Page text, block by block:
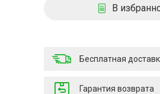
В
Бесплатная
Гарантия возврата